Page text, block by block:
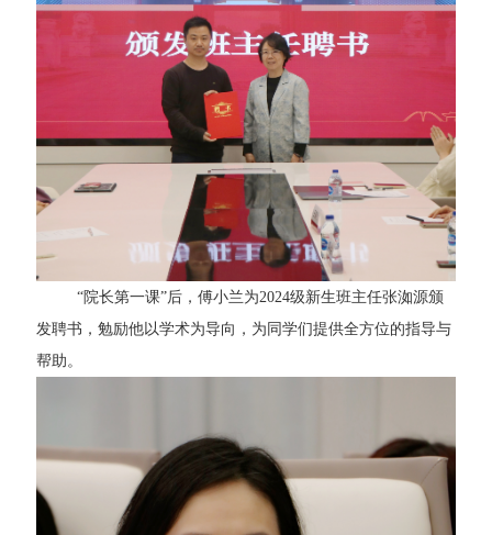
“院长第一课”后，傅小兰为2024级新生班主任张洳源颁
发聘书，勉励他以学术为导向，为同学们提供全方位的指导与
帮助。